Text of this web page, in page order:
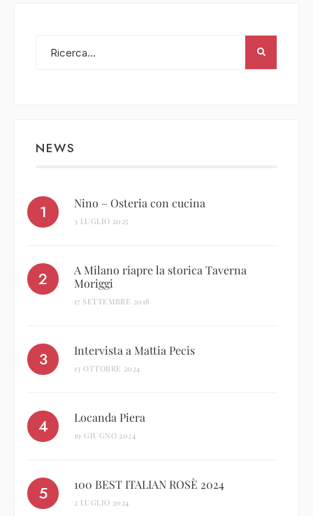
NEWS
Nino – Osteria con cucina
3 LUGLIO 2025
A Milano riapre la storica Taverna
Moriggi
17 SETTEMBRE 2018
Intervista a Mattia Pecis
13 OTTOBRE 2024
Locanda Piera
19 GIUGNO 2024
100 BEST ITALIAN ROSÈ 2024
2 LUGLIO 2024